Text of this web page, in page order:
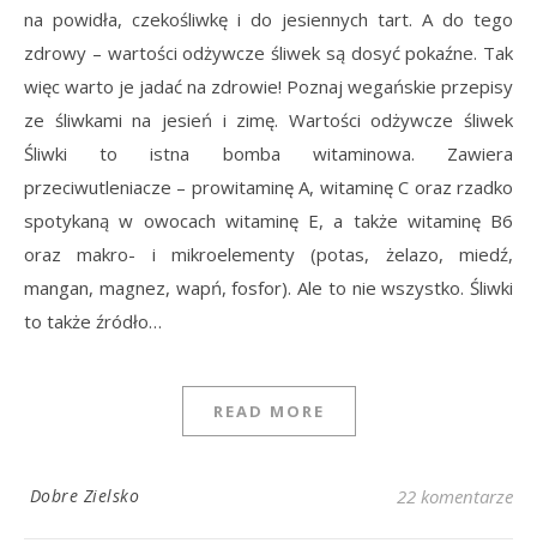
na powidła, czekośliwkę i do jesiennych tart. A do tego
zdrowy – wartości odżywcze śliwek są dosyć pokaźne. Tak
więc warto je jadać na zdrowie! Poznaj wegańskie przepisy
ze śliwkami na jesień i zimę. Wartości odżywcze śliwek
Śliwki to istna bomba witaminowa. Zawiera
przeciwutleniacze – prowitaminę A, witaminę C oraz rzadko
spotykaną w owocach witaminę E, a także witaminę B6
oraz makro- i mikroelementy (potas, żelazo, miedź,
mangan, magnez, wapń, fosfor). Ale to nie wszystko. Śliwki
to także źródło…
READ MORE
Dobre Zielsko 22 komentarze